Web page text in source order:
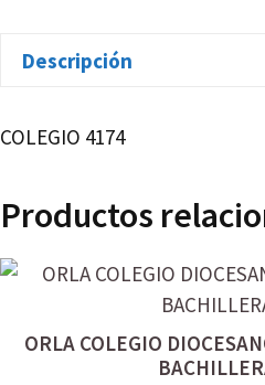
Descripción
COLEGIO 4174
Productos
ORLA COLEGIO